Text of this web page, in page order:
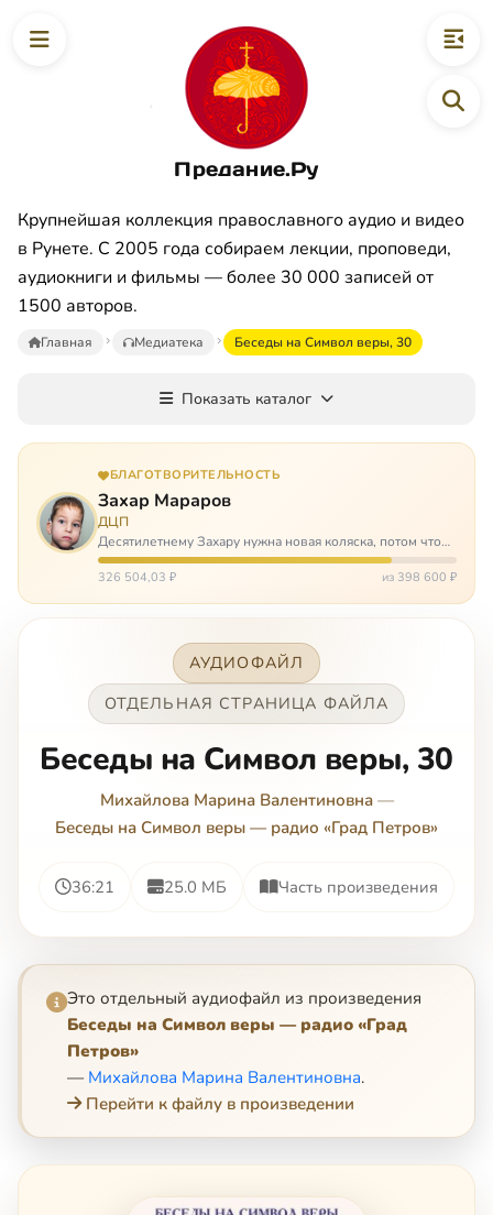
Предание.Ру
Крупнейшая коллекция православного аудио и видео
в Рунете. С 2005 года собираем лекции, проповеди,
аудиокниги и фильмы — более 30 000 записей от
1500 авторов.
Главная Медиатека Беседы на Символ веры, 30
Показать каталог
БЛАГОТВОРИТЕЛЬНОСТЬ
Захар Мараров
ДЦП
Десятилетнему Захару нужна новая коляска, потом что
старая сломалась. А без коляски он не сможет не только
просто выходить из дома, но и продолжать лечение в
326 504,03 ₽ из 398 600 ₽
АУДИОФАЙЛ
ОТДЕЛЬНАЯ СТРАНИЦА ФАЙЛА
Беседы на Символ веры, 30
Михайлова Марина Валентиновна—
Беседы на Символ веры — радио «Град Петров»
36:21 25.0 МБ Часть произведения
Это отдельный аудиофайл из произведения
Беседы на Символ веры — радио «Град
Петров»
— Михайлова Марина Валентиновна.
Перейти к файлу в произведении